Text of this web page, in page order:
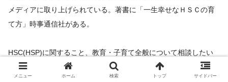
メディアに取り上げられている。著書に「一生幸せなＨＳＣの育
て方」時事通信社がある。
HSC(HSP)に関すること、教育・子育て全般について相談したい
場合は、NPO法人千葉こども家庭支援センターのWebサイトか
メニュー ホーム 検索 トップ サイドバー